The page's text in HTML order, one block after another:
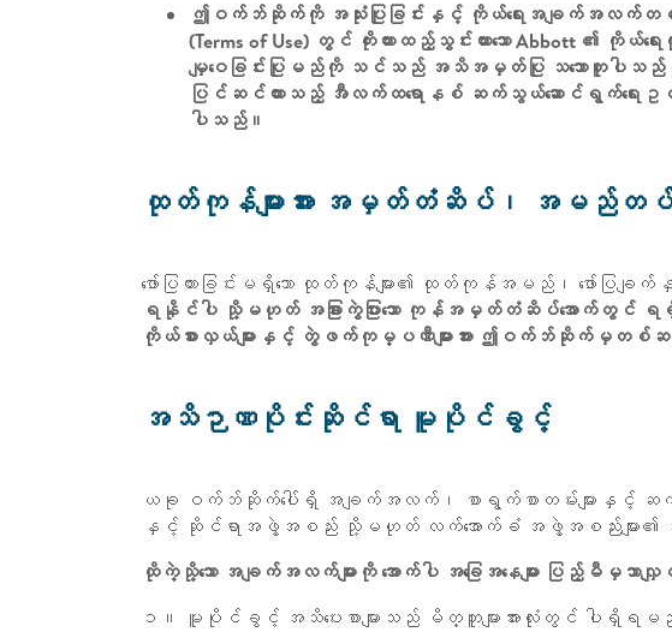
ဤဝက်ဘ်ဆိုက်ကို အသုံးပြုခြင်းနှင့် ကိုယ်ရေးအချက်အလက်တစ်စုံ
(Terms of Use) တွင် ကိုးကားထည့်သွင်းထားသော Abbott ၏
မျှဝေခြင်းပြုမည်ကို သင်သည် အသိအမှတ်ပြု သဘောတူပါသ
ပြင်ဆင်ထားသည့် အီလက်ထရောနစ် ဆက်သွယ်ဆောင်ရွက်ရေးဥပ
ပါသည်။
ထုတ်ကုန်များအား အမှတ်တံဆိပ်၊ အမည်တပ်
ဖော်ပြထားခြင်းမရှိသော ထုတ်ကုန်များ၏ ထုတ်ကုန်အမည်၊ ဖော်ပြ
ရနိုင်ပါ သို့မဟုတ် အခြားကွဲပြားသော ကုန်အမှတ်တံဆိပ်အောက်တွ
ကိုယ်စားလှယ်များနှင့် တွဲဖက်ကုမ္ပဏီများအား ဤဝက်ဘ်ဆိုက်မှတစ်ဆင့်
အသိဉာဏပိုင်းဆိုင်ရာ မူပိုင်ခွင့်
ယခု ဝက်ဘ်ဆိုက်ပေါ်ရှိ အချက်အလက်၊ စာရွက်စာတမ်းများနှင့် ဆက်
နှင့် ဆိုင်ရာအဖွဲ့အစည်း သို့မဟုတ် လက်အောက်ခံ အဖွဲ့အစည်းများ၏
ထိုကဲ့သို့သော အချက်အလက်များကို အောက်ပါ အခြေအနေများ ပြည့်မီမှ
၁။ မူပိုင်ခွင့် အသိပေးစာများသည် မိတ္တူများအားလုံးတွင် ပါရှိရမ